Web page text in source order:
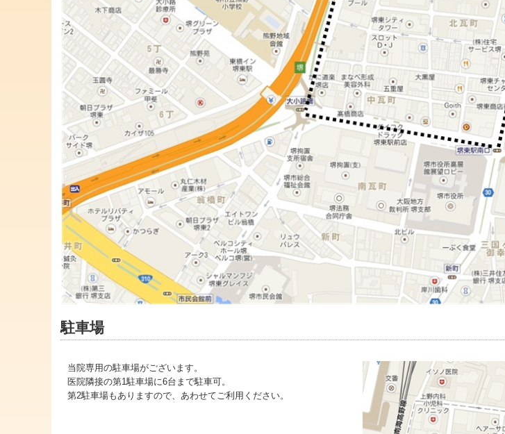
駐車場
当院専用の駐車場がございます。
医院隣接の第1駐車場に6台まで駐車可。
第2駐車場もありますので、あわせてご利用ください。